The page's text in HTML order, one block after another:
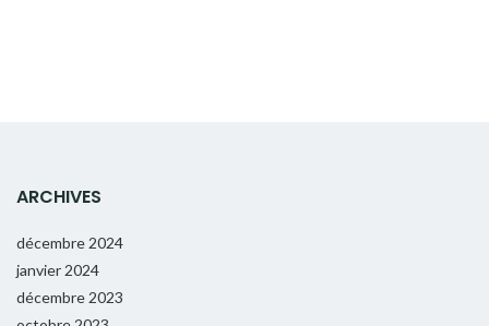
ARCHIVES
décembre 2024
janvier 2024
décembre 2023